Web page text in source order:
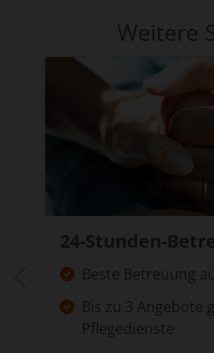
Weitere
24-Stunden-
Beste Betreuung
Bis zu 3 Angebote
Pflegedienste